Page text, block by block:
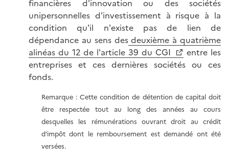
financières d'innovation ou des sociétés
unipersonnelles d'investissement à risque à la
condition qu'il n'existe pas de lien de
dépendance au sens desdeuxième à quatrième
alinéas du 12 de l'article 39 du CGI
entre les
entreprises et ces dernières sociétés ou ces
fonds.
Remarque : Cette condition de détention de capital doit
être respectée tout au long des années au cours
desquelles les rémunérations ouvrant droit au crédit
d'impôt dont le remboursement est demandé ont été
versées.